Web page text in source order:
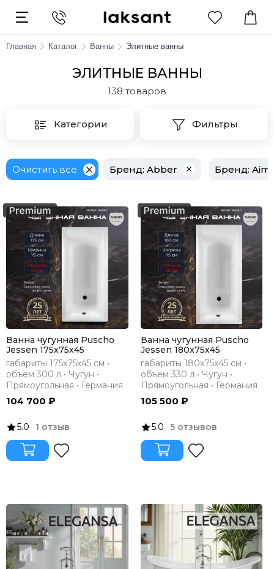
Главная Каталог Ванны Элитные ванны
ЭЛИТНЫЕ ВАННЫ
138 товаров
Категории Фильтры
Очистить все Бренд: Abber Бренд: Aima
Ванна чугунная Puscho
Jessen 175x75x45
габариты 175х75х45 см •
объем 300 л • Чугун •
Прямоугольная • Германия
104 700 ₽
5.0 1 отзыв
Ванна чугунная Puscho
Jessen 180x75x45
габариты 180х75х45 см •
объем 330 л • Чугун •
Прямоугольная • Германия
105 500 ₽
5.0 5 отзывов